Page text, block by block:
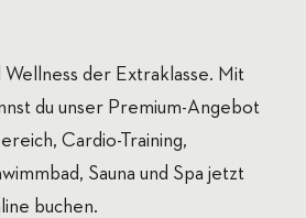
der Extraklasse. Mit
du unser Premium-Angebot
Cardio-Training,
Sauna und Spa jetzt
buchen.